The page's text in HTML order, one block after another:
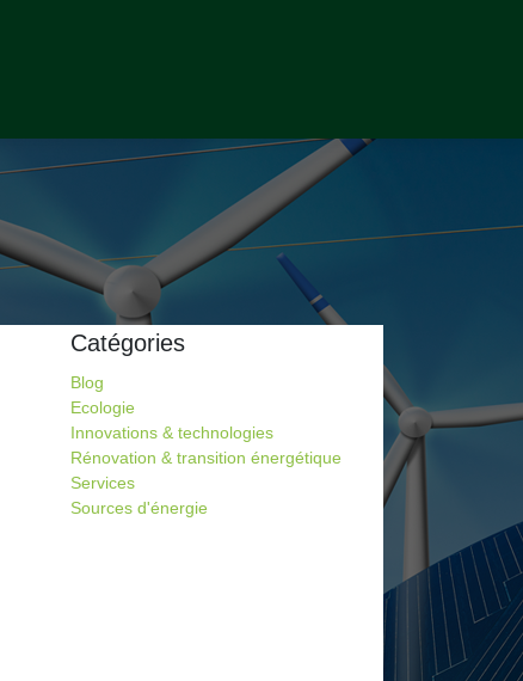
Catégories
Blog
Ecologie
Innovations & technologies
Rénovation & transition énergétique
Services
Sources d'énergie